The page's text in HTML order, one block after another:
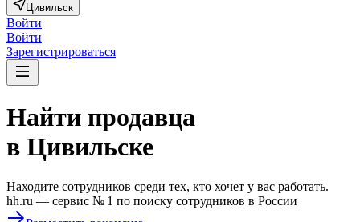
Цивильск
Войти
Войти
Зарегистрироваться
Найти продавца
в Цивильске
Находите сотрудников среди тех, кто хочет у вас работать.
hh.ru — сервис № 1 по поиску сотрудников в России